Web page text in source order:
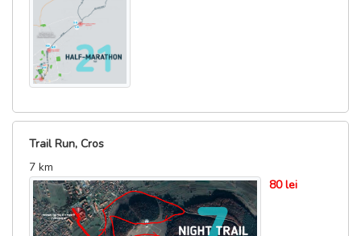
Trail Run, Cros
7 km
80 lei